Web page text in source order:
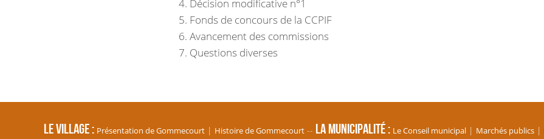
Décision modificative n°1
Fonds de concours de la CCPIF
Avancement des commissions
Questions diverses
Le village Présentation de Gommecourt Histoire de Gommecourt La Municipalité Le Conseil municipal Marchés publics